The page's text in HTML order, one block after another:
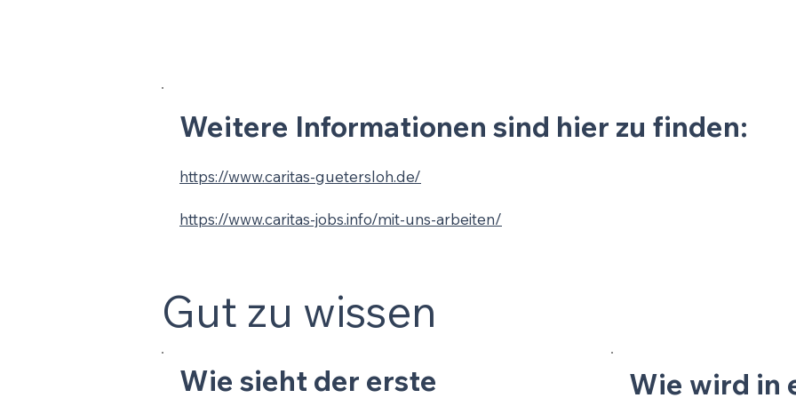
Weitere Informationen sind hier zu finden:
https://www.caritas-guetersloh.de/
https://www.caritas-jobs.info/mit-uns-arbeiten/
Gut zu wissen
Wie sieht der erste
Wie wird in